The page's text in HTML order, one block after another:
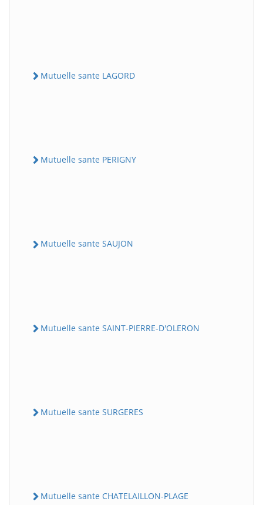
Mutuelle sante LAGORD
Mutuelle sante PERIGNY
Mutuelle sante SAUJON
Mutuelle sante SAINT-PIERRE-D'OLERON
Mutuelle sante SURGERES
Mutuelle sante CHATELAILLON-PLAGE